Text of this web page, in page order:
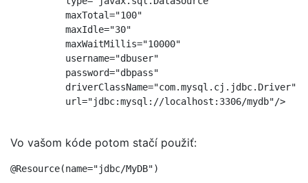
          maxTotal="100"
          maxIdle="30"
          maxWaitMillis="10000"
          username="dbuser"
          password="dbpass"
          driverClassName="com.mysql.cj.jdbc.Driver"
          url="jdbc:mysql://localhost:3306/mydb"/>
Vo vašom kóde potom stačí použiť:
@Resource(name="jdbc/MyDB")